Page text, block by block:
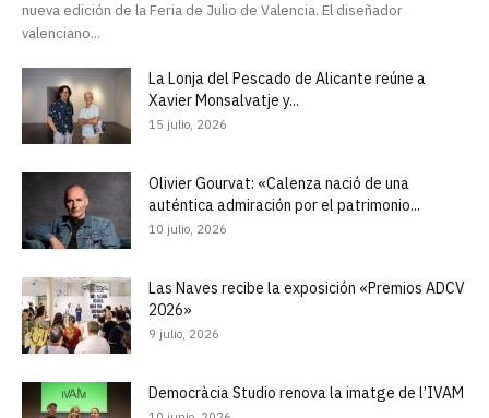
nueva edición de la Feria de Julio de Valencia. El diseñador
valenciano...
La Lonja del Pescado de Alicante reúne a
Xavier Monsalvatje y...
15 julio, 2026
Olivier Gourvat: «Calenza nació de una
auténtica admiración por el patrimonio...
10 julio, 2026
Las Naves recibe la exposición «Premios ADCV
2026»
9 julio, 2026
Democràcia Studio renova la imatge de l’IVAM